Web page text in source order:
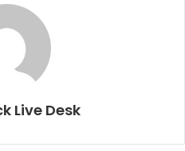
Live Desk